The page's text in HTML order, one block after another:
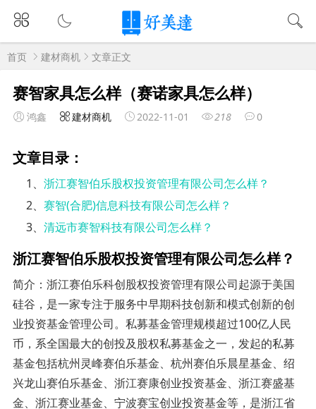
首页 建材商机 文章正文
赛智家具怎么样（赛诺家具怎么样）
鸿鑫 建材商机 2022-11-01 218 0
文章目录：
1、浙江赛智伯乐股权投资管理有限公司怎么样？
2、赛智(合肥)信息科技有限公司怎么样？
3、清远市赛智科技有限公司怎么样？
浙江赛智伯乐股权投资管理有限公司怎么样？
简介：浙江赛伯乐科创股权投资管理有限公司起源于美国
硅谷，是一家专注于服务中早期科技创新和模式创新的创
业投资基金管理公司。私募基金管理规模超过100亿人民
币，系全国最大的创投及股权私募基金之一，发起的私募
基金包括杭州灵峰赛伯乐基金、杭州赛伯乐晨星基金、绍
兴龙山赛伯乐基金、浙江赛康创业投资基金、浙江赛盛基
金、浙江赛业基金、宁波赛宝创业投资基金等，是浙江省